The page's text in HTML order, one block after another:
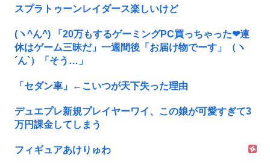
スプラトゥーンレイダース楽しいけど
(ヽ^ん^) 「20万もするゲーミングPC買っちゃった❤連
休はゲーム三昧だ」一週間後「お届け物でーす」（ヽ
´ん`）「そう…」
「セダン車」←こいつが天下失った理由
デュエプレ新規プレイヤーワイ、この娘が可愛すぎて3
万円課金してしまう
フィギュアあけりゅわ